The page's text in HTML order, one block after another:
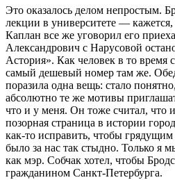
Это оказалось делом непростым.
лекции в университете —
Каплан все же уговорил его
Александрович с Нарусовой
Астория». Как человек в то время
самый дешевый номер там же.
поразила одна вещь: стало
абсолютно те же мотивы
что и у меня. Он тоже считал, что
позорная страница в истории
как-то исправить, чтобы
было за нас так стыдно. Только я
как мэр. Собчак хотел, чтобы
гражданином Санкт-Петербурга.